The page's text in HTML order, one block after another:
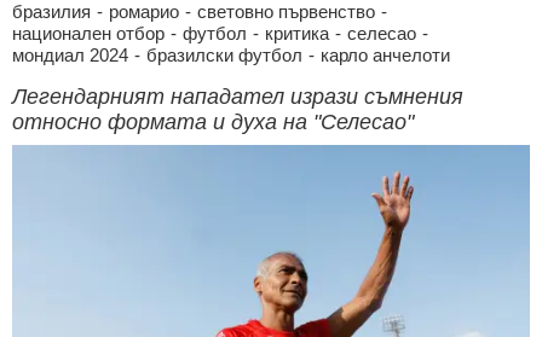
бразилия - ромарио - световно първенство -
национален отбор - футбол - критика - селесао -
мондиал 2024 - бразилски футбол - карло анчелоти
Легендарният нападател изрази съмнения
относно формата и духа на "Селесао"